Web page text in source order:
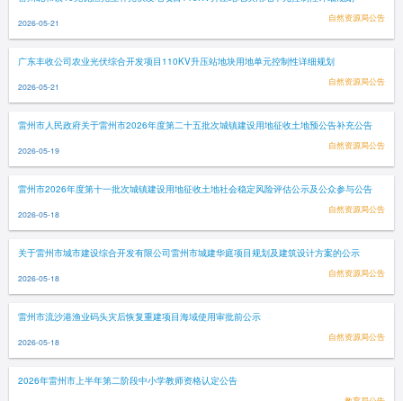
2026-05-21 自然资源局公告
广东丰收公司农业光伏综合开发项目110KV升压站地块用地单元控制性详细规划
2026-05-21 自然资源局公告
雷州市人民政府关于雷州市2026年度第二十五批次城镇建设用地征收土地预公告补充公告
2026-05-19 自然资源局公告
雷州市2026年度第十一批次城镇建设用地征收土地社会稳定风险评估公示及公众参与公告
2026-05-18 自然资源局公告
关于雷州市城市建设综合开发有限公司雷州市城建华庭项目规划及建筑设计方案的公示
2026-05-18 自然资源局公告
雷州市流沙港渔业码头灾后恢复重建项目海域使用审批前公示
2026-05-18 自然资源局公告
2026年雷州市上半年第二阶段中小学教师资格认定公告